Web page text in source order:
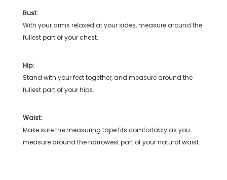
Bust:
With your arms relaxed at your sides, measure around the
fullest part of your chest.
Hip:
Stand with your feet together, and measure around the
fullest part of your hips.
Waist:
Make sure the measuring tape fits comfortably as you
measure around the narrowest part of your natural waist.